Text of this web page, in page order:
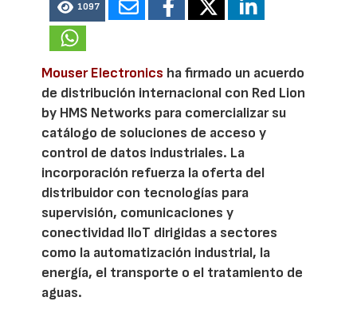
1097
Mouser Electronics ha firmado un acuerdo
de distribución internacional con Red Lion
by HMS Networks para comercializar su
catálogo de soluciones de acceso y
control de datos industriales. La
incorporación refuerza la oferta del
distribuidor con tecnologías para
supervisión, comunicaciones y
conectividad IIoT dirigidas a sectores
como la automatización industrial, la
energía, el transporte o el tratamiento de
aguas.